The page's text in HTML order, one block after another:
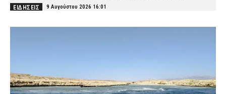
ΕΙΔΗΣΕΙΣ 9 Αυγούστου 2026 16:01
Σοκ στη Σκιάθο: Ανήλικος κατήγγειλε 17χρονο για βιασμό – Τον
κυκλοφοριακές ρυθμίσεις
ΑΣΤΥΝΟΜΙΑ 9 Αυγούστου 2026 15:32